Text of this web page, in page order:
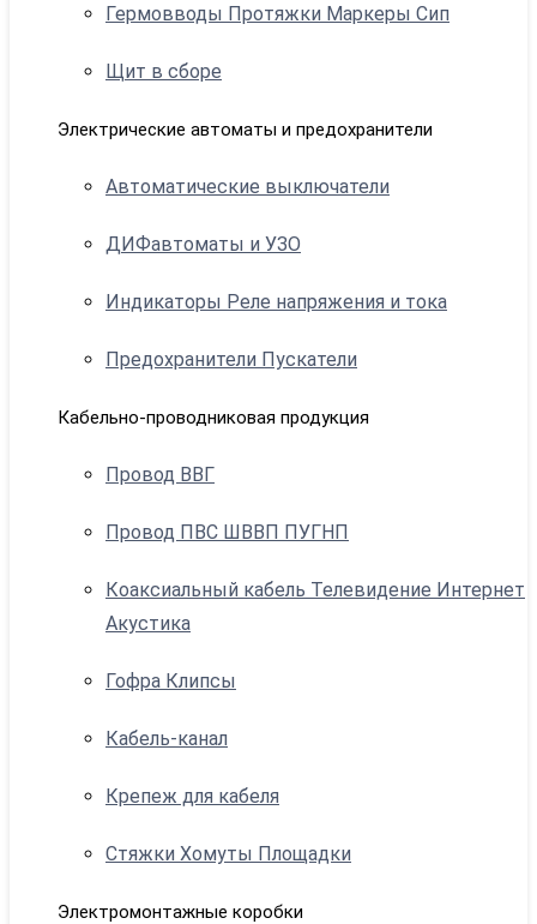
Гермовводы Протяжки Маркеры Сип
Щит в сборе
Электрические автоматы и предохранители
Автоматические выключатели
ДИФавтоматы и УЗО
Индикаторы Реле напряжения и тока
Предохранители Пускатели
Кабельно-проводниковая продукция
Провод ВВГ
Провод ПВС ШВВП ПУГНП
Коаксиальный кабель Телевидение Интернет
Акустика
Гофра Клипсы
Кабель-канал
Крепеж для кабеля
Стяжки Хомуты Площадки
Электромонтажные коробки